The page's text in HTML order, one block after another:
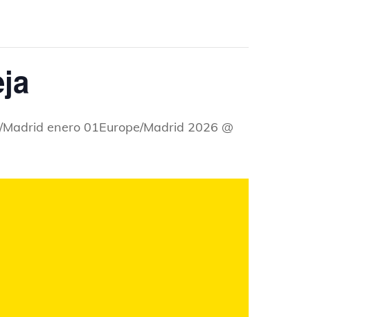
enero 01Europe/Madrid 2026 @